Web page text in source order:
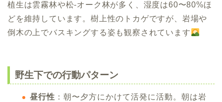
植生は雲霧林や松-オーク林が多く、湿度は60〜80%ほ
どを維持しています。樹上性のトカゲですが、岩場や
倒木の上でバスキングする姿も観察されています
野生下での行動パターン
昼行性 ：朝〜夕方にかけて活発に活動。朝は岩